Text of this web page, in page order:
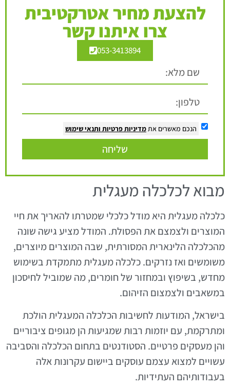
להצעת מחיר אטרקטיבית
צרו איתנו קשר
053-3413894
הנכם מאשרים את מדיניות פרטיות ותנאי שימוש
שליחה
מבוא לכלכלה מעגלית
כלכלה מעגלית היא מודל כלכלי שמטרתו להאריך את חיי
המוצרים ולצמצם את הפסולת. המודל מציע גישה שונה
מהכלכלה הלינארית המסורתית, שבה המוצרים מיוצרים,
משומשים ואז נזרקים. כלכלה מעגלית מתמקדת בשימוש
מחדש, בשיפוץ ובמחזור של חומרים, מה שמוביל לחיסכון
במשאבים ולצמצום הזיהום.
בישראל, המודעות לחשיבות הכלכלה המעגלית הולכת
ומתרקמת, עם יוזמות רבות שמגיעות הן מגופים ציבוריים
והן מעסקים פרטיים. הסטודנטים בתחום הכלכלה והסביבה
עשויים למצוא עצמם עוסקים ביישום עקרונות אלה
בעבודותיהם העתידיות.